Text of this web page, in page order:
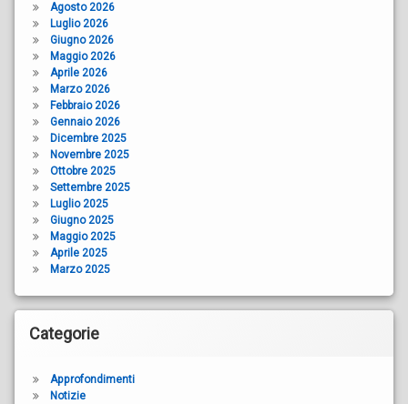
Agosto 2026
Luglio 2026
Giugno 2026
Maggio 2026
Aprile 2026
Marzo 2026
Febbraio 2026
Gennaio 2026
Dicembre 2025
Novembre 2025
Ottobre 2025
Settembre 2025
Luglio 2025
Giugno 2025
Maggio 2025
Aprile 2025
Marzo 2025
Categorie
Approfondimenti
Notizie